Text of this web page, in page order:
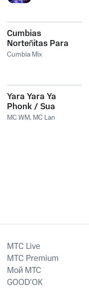
Cumbias
Norteñitas Para
Bailar Vol. 9
Cumbia Mix
Yara Yara Ya
Phonk / Sua
Amiga Eu Vou
MC WM, MC Lan
MTС Live
MTС Premium
Мой МТС
GOOD’OK